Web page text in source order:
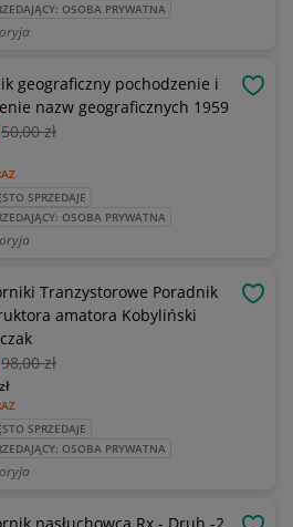
OSOBA PRYWATNA
geograficzny pochodzenie i
nazw geograficznych 1959
50,00 zł
SPRZEDAJE
OSOBA PRYWATNA
Tranzystorowe Poradnik
amatora Kobyliński
98,00 zł
zł
SPRZEDAJE
OSOBA PRYWATNA